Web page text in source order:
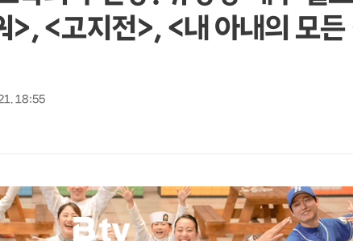
>, <고지전>, <내 아내의 모
18:55